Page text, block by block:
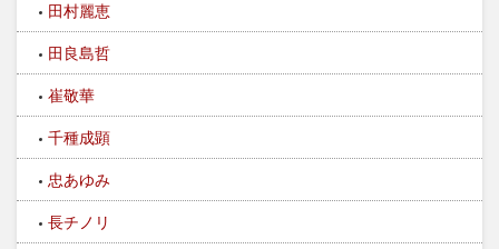
田村麗恵
田良島哲
崔敬華
千種成顕
忠あゆみ
長チノリ